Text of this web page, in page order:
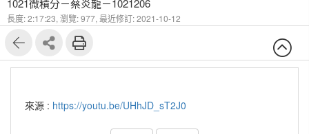
1021微積分－蔡炎龍－1021206
長度: 2:17:23, 瀏覽: 977, 最近修訂: 2021-10-12
來源 : https://youtu.be/UHhJD_sT2J0